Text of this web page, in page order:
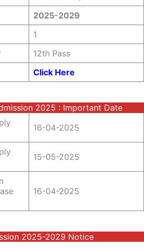
2025-2029
1
12th Pass
Click Here
2025 : Important Date
16-04-2025
15-05-2025
16-04-2025
2025-2029 Notice